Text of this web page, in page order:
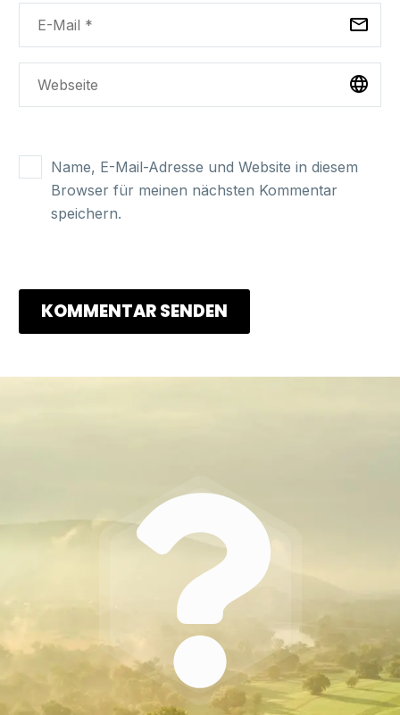
Name, E-Mail-Adresse und Website in diesem
Browser für meinen nächsten Kommentar
speichern.
KOMMENTAR SENDEN